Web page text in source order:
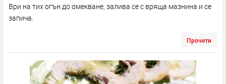
Ври на тих огън до омекване, залива се с вряща мазнина и се
запича.
Прочети